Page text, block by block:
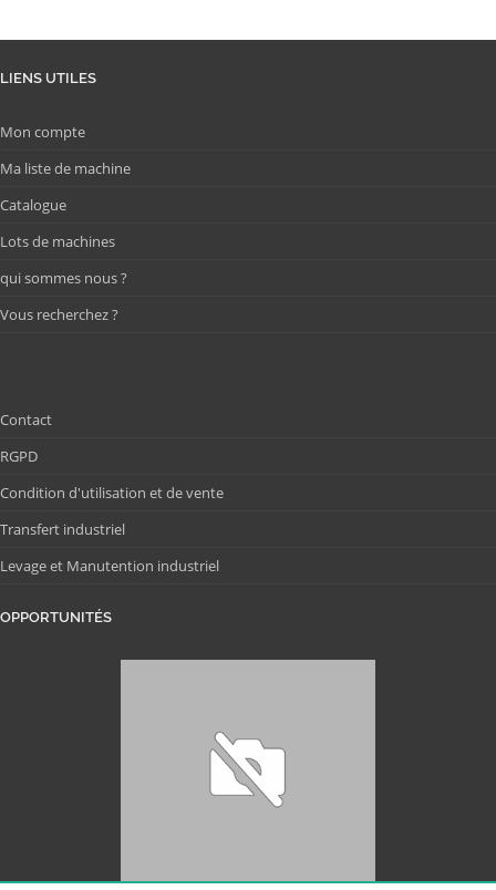
LIENS UTILES
Mon compte
Ma liste de machine
Catalogue
Lots de machines
qui sommes nous ?
Vous recherchez ?
Contact
RGPD
Condition d'utilisation et de vente
Transfert industriel
Levage et Manutention industriel
OPPORTUNITÉS